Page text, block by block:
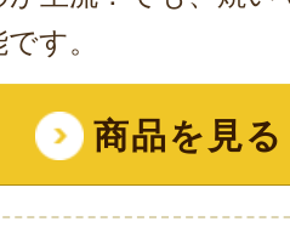
す。
商品を見る